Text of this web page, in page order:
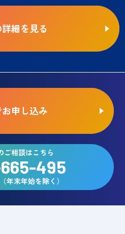
細を見る
お申し込み
ご相談はこちら
495
年末年始を除く）